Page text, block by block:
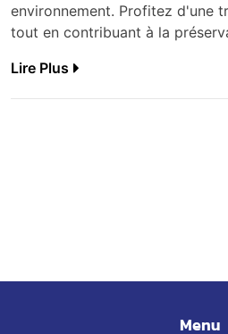
environnement. Profitez d'une
tout en contribuant à la
Lire Plus
Menu